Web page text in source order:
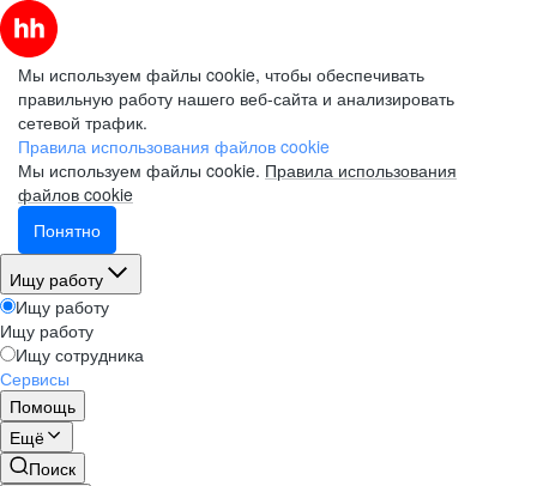
Мы используем файлы cookie, чтобы обеспечивать
правильную работу нашего веб-сайта и анализировать
сетевой трафик.
Правила использования файлов cookie
Мы используем файлы cookie. Правила использования
файлов cookie
Понятно
Ищу работу
Ищу работу
Ищу работу
Ищу сотрудника
Сервисы
Помощь
Ещё
Поиск